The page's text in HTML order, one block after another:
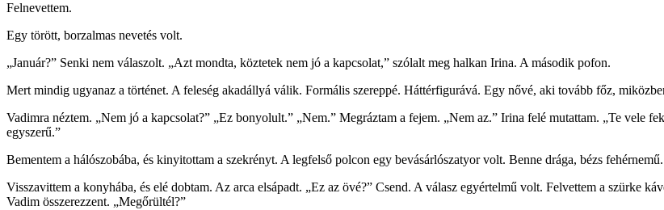
Felnevettem.
Egy törött, borzalmas nevetés volt.
„Január?” Senki nem válaszolt. „Azt mondta, köztetek nem jó a kapcsolat,” szólalt meg halkan Irina. A második pofon.
Mert mindig ugyanaz a történet. A feleség akadállyá válik. Formális szereppé. Háttérfigurává. Egy nővé, aki tovább főz,
Vadimra néztem. „Nem jó a kapcsolat?” „Ez bonyolult.” „Nem.” Megráztam a fejem. „Nem az.” Irina felé mutattam. „Te vele
egyszerű.”
Bementem a hálószobába, és kinyitottam a szekrényt. A legfelső polcon egy bevásárlószatyor volt. Benne drága, bézs
Visszavittem a konyhába, és elé dobtam. Az arca elsápadt. „Ez az övé?” Csend. A válasz egyértelmű volt. Felvettem a szürke
Vadim összerezzent. „Megőrültél?”